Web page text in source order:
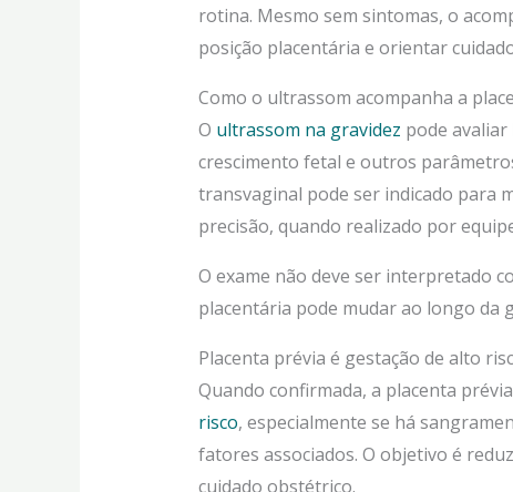
rotina. Mesmo sem sintomas, o
posição placentária e orientar
Como o ultrassom acompanha a
O ultrassom na gravidez pode
crescimento fetal e outros
transvaginal pode ser indicado para
precisão, quando realizado por
O exame não deve ser interpretado
placentária pode mudar ao longo da
Placenta prévia é gestação de alto
Quando confirmada, a placenta
risco, especialmente se há
fatores associados. O objetivo é
cuidado obstétrico.